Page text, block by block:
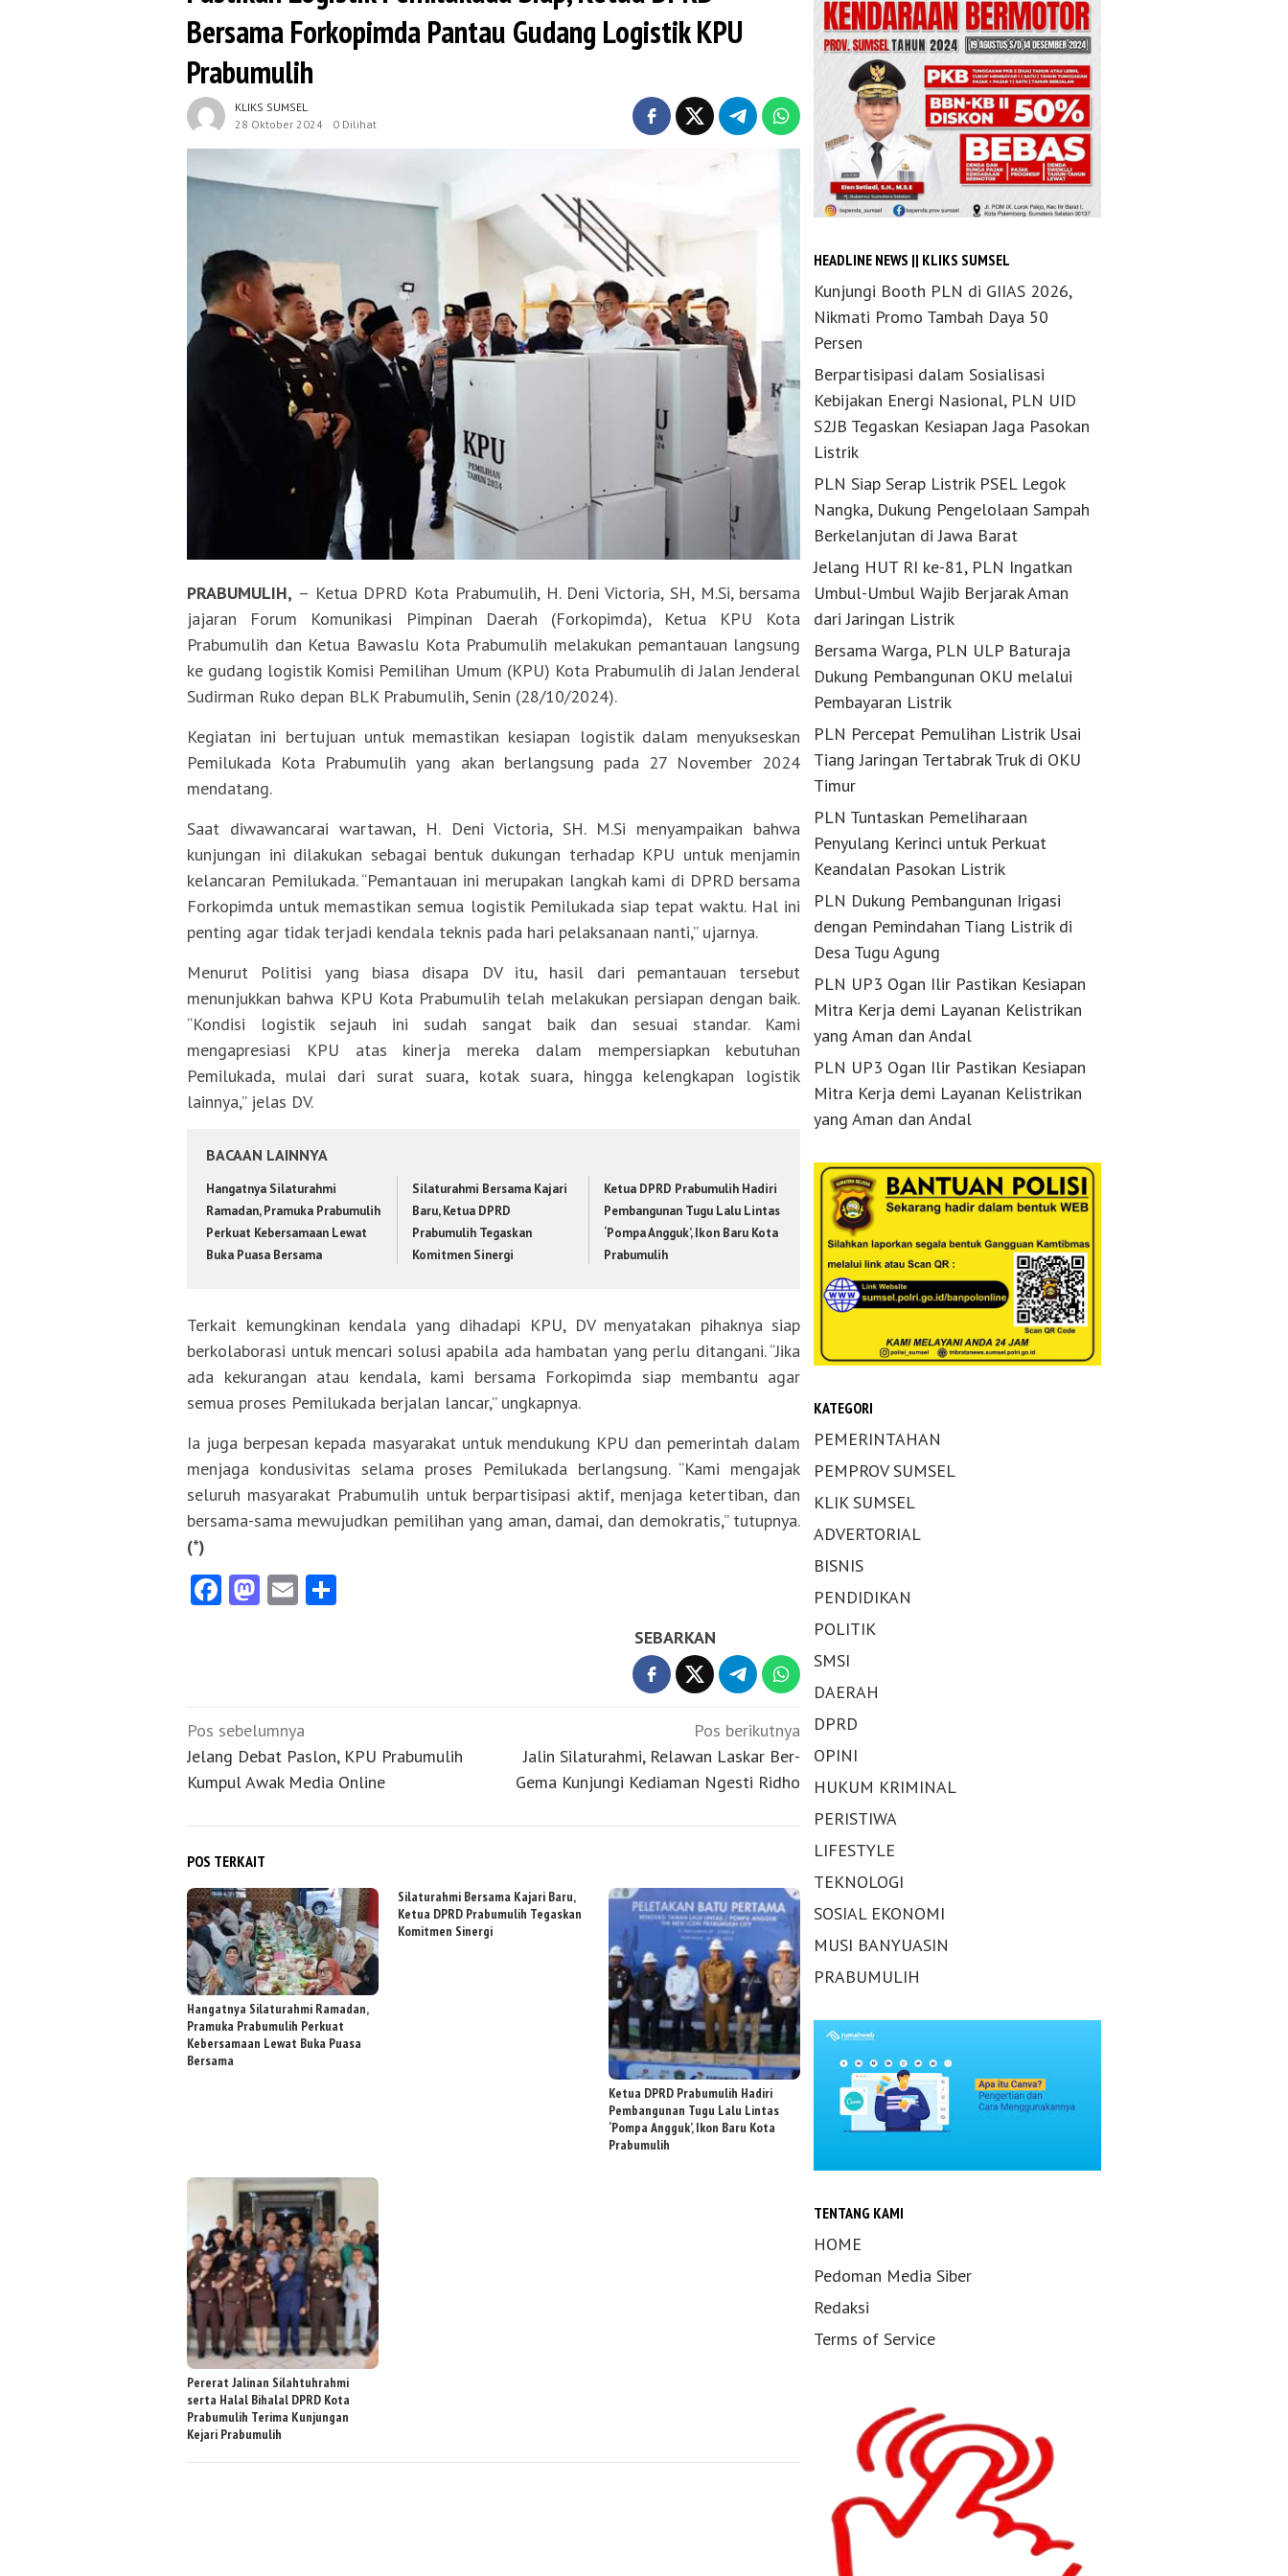
Bersama Forkopimda Pantau Gudang Logistik KPU
Prabumulih
KLIKS SUMSEL
28 Oktober 2024
0 Dilihat
PRABUMULIH, – Ketua DPRD Kota Prabumulih, H. Deni Victoria, SH, M.Si, bersama
jajaran Forum Komunikasi Pimpinan Daerah (Forkopimda), Ketua KPU Kota
Prabumulih dan Ketua Bawaslu Kota Prabumulih melakukan pemantauan langsung
ke gudang logistik Komisi Pemilihan Umum (KPU) Kota Prabumulih di Jalan Jenderal
Sudirman Ruko depan BLK Prabumulih, Senin (28/10/2024).
Kegiatan ini bertujuan untuk memastikan kesiapan logistik dalam menyukseskan
Pemilukada Kota Prabumulih yang akan berlangsung pada 27 November 2024
mendatang.
Saat diwawancarai wartawan, H. Deni Victoria, SH. M.Si menyampaikan bahwa
kunjungan ini dilakukan sebagai bentuk dukungan terhadap KPU untuk menjamin
kelancaran Pemilukada. “Pemantauan ini merupakan langkah kami di DPRD bersama
Forkopimda untuk memastikan semua logistik Pemilukada siap tepat waktu. Hal ini
penting agar tidak terjadi kendala teknis pada hari pelaksanaan nanti,” ujarnya.
Menurut Politisi yang biasa disapa DV itu, hasil dari pemantauan tersebut
menunjukkan bahwa KPU Kota Prabumulih telah melakukan persiapan dengan baik.
“Kondisi logistik sejauh ini sudah sangat baik dan sesuai standar. Kami
mengapresiasi KPU atas kinerja mereka dalam mempersiapkan kebutuhan
Pemilukada, mulai dari surat suara, kotak suara, hingga kelengkapan logistik
lainnya,” jelas DV.
BACAAN LAINNYA
Hangatnya Silaturahmi
Ramadan, Pramuka Prabumulih
Perkuat Kebersamaan Lewat
Buka Puasa Bersama
Silaturahmi Bersama Kajari
Baru, Ketua DPRD
Prabumulih Tegaskan
Komitmen Sinergi
Ketua DPRD Prabumulih Hadiri
Pembangunan Tugu Lalu Lintas
‘Pompa Angguk’, Ikon Baru Kota
Prabumulih
Terkait kemungkinan kendala yang dihadapi KPU, DV menyatakan pihaknya siap
berkolaborasi untuk mencari solusi apabila ada hambatan yang perlu ditangani. “Jika
ada kekurangan atau kendala, kami bersama Forkopimda siap membantu agar
semua proses Pemilukada berjalan lancar,” ungkapnya.
Ia juga berpesan kepada masyarakat untuk mendukung KPU dan pemerintah dalam
menjaga kondusivitas selama proses Pemilukada berlangsung. “Kami mengajak
seluruh masyarakat Prabumulih untuk berpartisipasi aktif, menjaga ketertiban, dan
bersama-sama mewujudkan pemilihan yang aman, damai, dan demokratis,” tutupnya.
(*)
Facebook
Mastodon
Email
SEBARKAN
Navigasi
pos
Pos sebelumnya
Jelang Debat Paslon, KPU Prabumulih
Kumpul Awak Media Online
Pos berikutnya
Jalin Silaturahmi, Relawan Laskar Ber-
Gema Kunjungi Kediaman Ngesti Ridho
POS TERKAIT
Hangatnya Silaturahmi Ramadan,
Pramuka Prabumulih Perkuat
Kebersamaan Lewat Buka Puasa
Bersama
Silaturahmi Bersama Kajari Baru,
Ketua DPRD Prabumulih Tegaskan
Komitmen Sinergi
Ketua DPRD Prabumulih Hadiri
Pembangunan Tugu Lalu Lintas
‘Pompa Angguk’, Ikon Baru Kota
Prabumulih
Pererat Jalinan Silahtuhrahmi
serta Halal Bihalal DPRD Kota
Prabumulih Terima Kunjungan
Kejari Prabumulih
HEADLINE NEWS || KLIKS SUMSEL
Kunjungi Booth PLN di GIIAS 2026,
Nikmati Promo Tambah Daya 50
Persen
Berpartisipasi dalam Sosialisasi
Kebijakan Energi Nasional, PLN UID
S2JB Tegaskan Kesiapan Jaga Pasokan
Listrik
PLN Siap Serap Listrik PSEL Legok
Nangka, Dukung Pengelolaan Sampah
Berkelanjutan di Jawa Barat
Jelang HUT RI ke-81, PLN Ingatkan
Umbul-Umbul Wajib Berjarak Aman
dari Jaringan Listrik
Bersama Warga, PLN ULP Baturaja
Dukung Pembangunan OKU melalui
Pembayaran Listrik
PLN Percepat Pemulihan Listrik Usai
Tiang Jaringan Tertabrak Truk di OKU
Timur
PLN Tuntaskan Pemeliharaan
Penyulang Kerinci untuk Perkuat
Keandalan Pasokan Listrik
PLN Dukung Pembangunan Irigasi
dengan Pemindahan Tiang Listrik di
Desa Tugu Agung
PLN UP3 Ogan Ilir Pastikan Kesiapan
Mitra Kerja demi Layanan Kelistrikan
yang Aman dan Andal
PLN UP3 Ogan Ilir Pastikan Kesiapan
Mitra Kerja demi Layanan Kelistrikan
yang Aman dan Andal
KATEGORI
PEMERINTAHAN
PEMPROV SUMSEL
KLIK SUMSEL
ADVERTORIAL
BISNIS
PENDIDIKAN
POLITIK
SMSI
DAERAH
DPRD
OPINI
HUKUM KRIMINAL
PERISTIWA
LIFESTYLE
TEKNOLOGI
SOSIAL EKONOMI
MUSI BANYUASIN
PRABUMULIH
TENTANG KAMI
HOME
Pedoman Media Siber
Redaksi
Terms of Service